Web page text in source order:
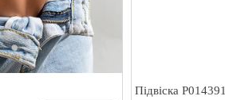
Підвіска P014391